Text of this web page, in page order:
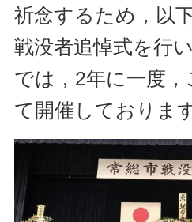
祈念するため，以
戦没者追悼式を行
では，2年に一度，
て開催しております